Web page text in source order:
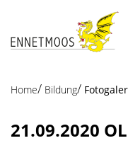
zur Startseite
Direkt zur
Direkt zum Inhalt
Direkt zur Suche
Direkt zum
Home Bildung
21.09.2020